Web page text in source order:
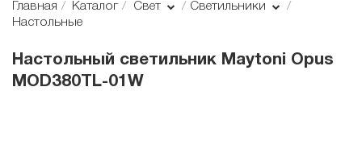
Главная Каталог Свет
Светильники
Настольные
Настольный светильник Maytoni Opus
MOD380TL-01W